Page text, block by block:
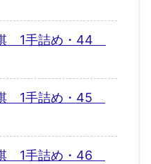
1手詰め・44
1手詰め・45
1手詰め・46